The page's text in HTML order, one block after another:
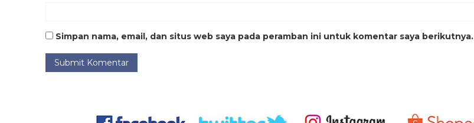
Simpan nama, email, dan situs web saya pada peramban ini untuk komentar saya berikutnya.